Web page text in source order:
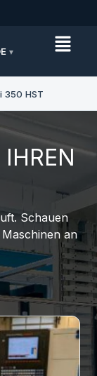
350 HST
Schauen
an